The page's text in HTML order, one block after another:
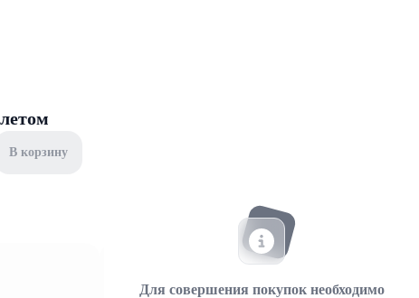
В корзину
Для совершения покупок необходимо